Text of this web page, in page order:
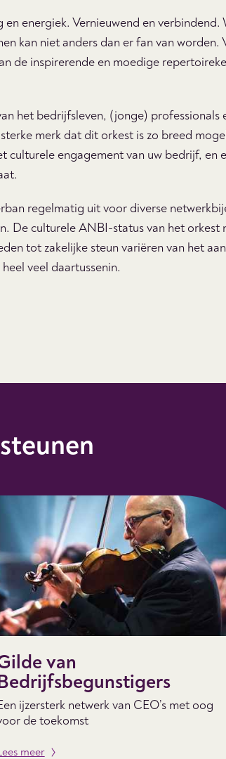
energiek. Vernieuwend en
kan niet anders dan er fan van worden.
de inspirerende en moedige
het bedrijfsleven, (jonge) professionals
merk dat dit orkest is zo breed
culturele engagement van uw bedrijf,
regelmatig uit voor diverse
De culturele ANBI-status van het orkest
tot zakelijke steun variëren van het
veel daartussenin.
van
ijzersterk netwerk van CEO’s met oog
de toekomst
meer